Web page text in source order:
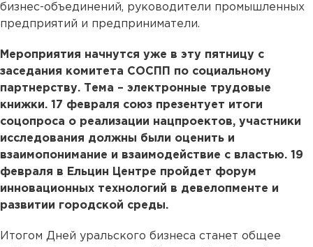
бизнес-объединений, руководители промышленных
предприятий и предприниматели.
Мероприятия начнутся уже в эту пятницу с
заседания комитета СОСПП по социальному
партнерству. Тема – электронные трудовые
книжки. 17 февраля союз презентует итоги
соцопроса о реализации нацпроектов, участники
исследования должны были оценить и
взаимопонимание и взаимодействие с властью. 19
февраля в Ельцин Центре пройдет форум
инновационных технологий в девелопменте и
развитии городской среды.
Итогом Дней уральского бизнеса станет общее